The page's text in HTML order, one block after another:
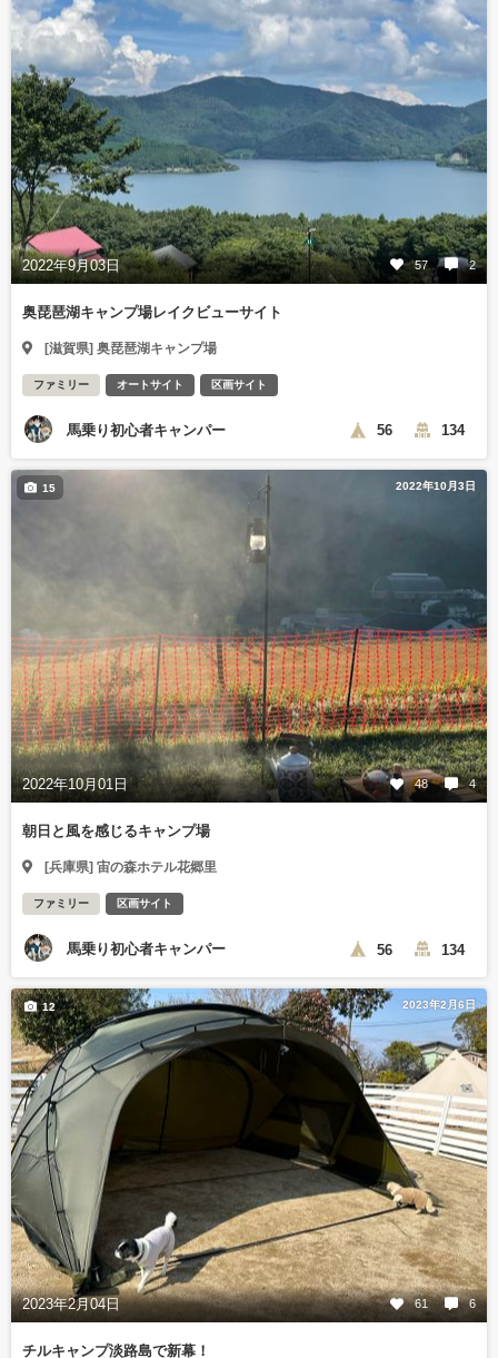
2022年9月03日 57 2
奥琵琶湖キャンプ場レイクビューサイト
[滋賀県] 奥琵琶湖キャンプ場
ファミリー オートサイト 区画サイト
馬乗り初心者キャンパー 56 134
2022年10月3日
2022年10月01日 48 4
15
朝日と風を感じるキャンプ場
[兵庫県] 宙の森ホテル花郷里
ファミリー 区画サイト
馬乗り初心者キャンパー 56 134
2023年2月6日
2023年2月04日 61 6
12
チルキャンプ淡路島で新幕！